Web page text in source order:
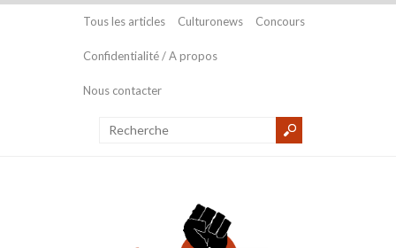
Tous les articles Culturonews Concours
Confidentialité / A propos
Nous contacter